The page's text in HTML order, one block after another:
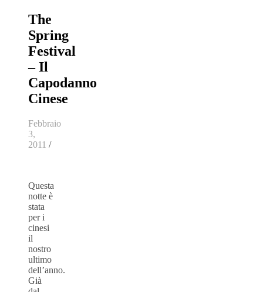
The
Spring
Festival
– Il
Capodanno
Cinese
Febbraio
3,
2011 /
Questa
notte è
stata
per i
cinesi
il
nostro
ultimo
dell’anno.
Già